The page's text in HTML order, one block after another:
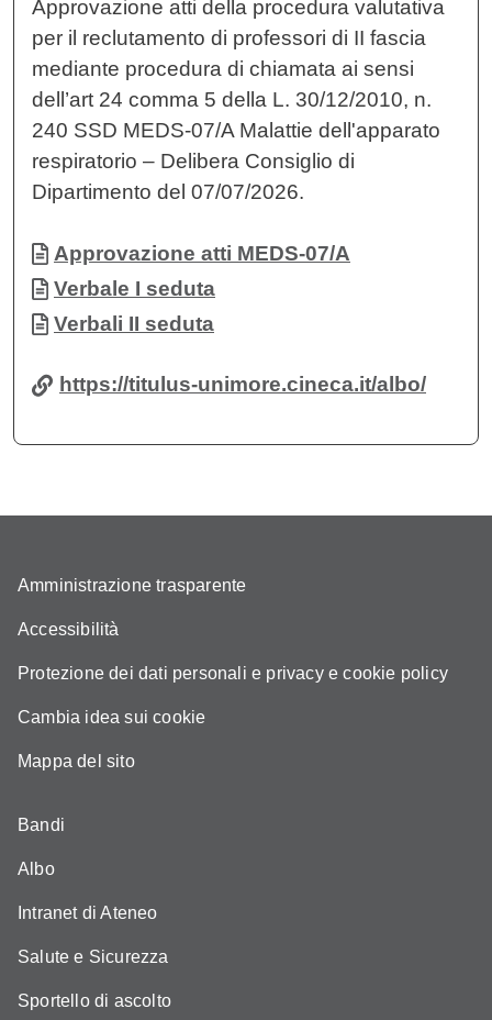
Approvazione atti della procedura valutativa
per il reclutamento di professori di II fascia
mediante procedura di chiamata ai sensi
dell’art 24 comma 5 della L. 30/12/2010, n.
240 SSD MEDS-07/A Malattie dell'apparato
respiratorio – Delibera Consiglio di
Dipartimento del 07/07/2026.
Documento
Approvazione atti MEDS-07/A
Documento
Verbale I seduta
Documento
Verbali II seduta
https://titulus-unimore.cineca.it/albo/
Amministrazione trasparente
Accessibilità
Protezione dei dati personali e privacy e cookie policy
Cambia idea sui cookie
Mappa del sito
Bandi
Albo
Intranet di Ateneo
Salute e Sicurezza
Sportello di ascolto